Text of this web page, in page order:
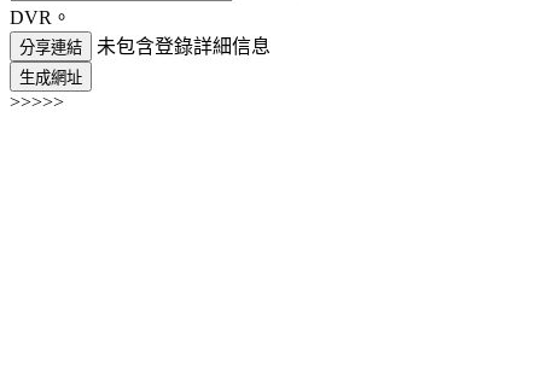
DVR。
分享連結 未包含登錄詳細信息
生成網址
>>>>>